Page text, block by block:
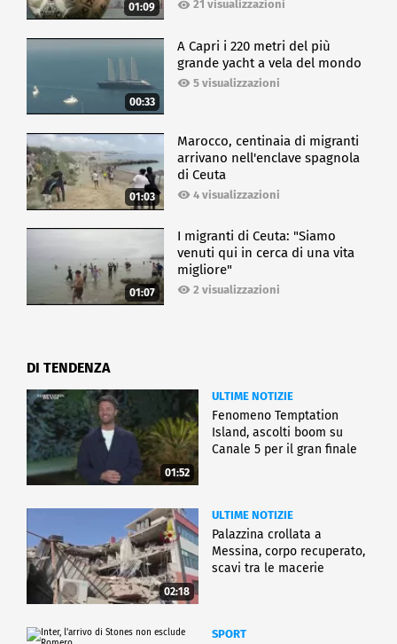
01:09 21 visualizzazioni
00:33
A Capri i 220 metri del più
grande yacht a vela del mondo
5 visualizzazioni
01:03
Marocco, centinaia di migranti
arrivano nell'enclave spagnola
di Ceuta
4 visualizzazioni
01:07
I migranti di Ceuta: "Siamo
venuti qui in cerca di una vita
migliore"
2 visualizzazioni
DI TENDENZA
01:52
ULTIME NOTIZIE
Fenomeno Temptation
Island, ascolti boom su
Canale 5 per il gran finale
02:18
ULTIME NOTIZIE
Palazzina crollata a
Messina, corpo recuperato,
scavi tra le macerie
SPORT